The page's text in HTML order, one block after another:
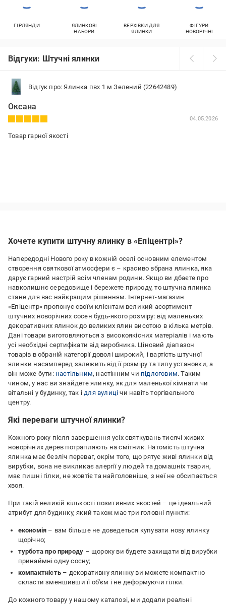
ГІРЛЯНДИ
ЯЛИНКОВІ
НАБОРИ
ВЕРХІВКИ ДЛЯ
ЯЛИНКИ
ФІГУРИ
НОВОРІЧНІ
Відгуки: Штучні ялинки
Відгук про: Ялинка пвх 1 м Зелений (22642489)
Оксана
04.05.2026
Товар гарної якості
Хочете купити штучну ялинку в «Епіцентрі»?
Напередодні Нового року в кожній оселі основним елементом
створення святкової атмосфери є – красиво вбрана ялинка, яка
дарує гарний настрій всім членам родини. Якщо ви дбаєте про
навколишнє середовище і бережете природу, то штучна ялинка
стане для вас найкращим рішенням. Інтернет-магазин
«Епіцентр» пропонує своїм клієнтам великий асортимент
штучних новорічних сосен будь-якого розміру: від маленьких
декоративних ялинок до великих ялин висотою в кілька метрів.
Дані товари виготовляються з високоякісних матеріалів і мають
усі необхідні сертифікати від виробника. Ціновий діапазон
товарів в обраній категорії доволі широкий, і вартість штучної
ялинки насамперед залежить від її розміру та типу установки, а
він може бути: настільним, настінним чи підлоговим. Таким
чином, у нас ви знайдете ялинку, як для маленької кімнати чи
вітальні у будинку, так ідля вулиці чи навіть торгівельного
центру.
Які переваги штучної ялинки?
Кожного року після завершення усіх святкувань тисячі живих
новорічних дерев потрапляють на смітник. Натомість штучна
ялинка має безліч переваг, окрім того, що рятує живі ялинки від
вирубки, вона не викликає алергії у людей та домашніх тварин,
має пишні гілки, не жовтіє та найголовніше, з неї не обсипається
хвоя.
При такій великій кількості позитивних якостей – це ідеальний
атрибут для будинку, який також має три головні пункти:
економія – вам більше не доведеться купувати нову ялинку
щорічно;
турбота про природу – щороку ви будете захищати від вирубки
принаймні одну сосну;
компактність – декоративну ялинку ви можете компактно
скласти зменшивши її об'єм і не деформуючи гілки.
До кожного товару у нашому каталозі, ми додали реальні